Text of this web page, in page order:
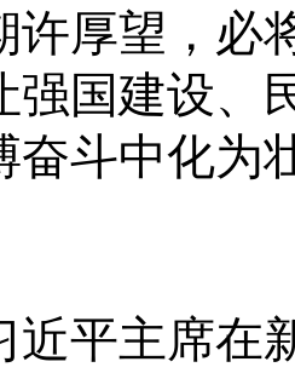
许厚望，必
强国建设、
奋斗中化为
主席在新